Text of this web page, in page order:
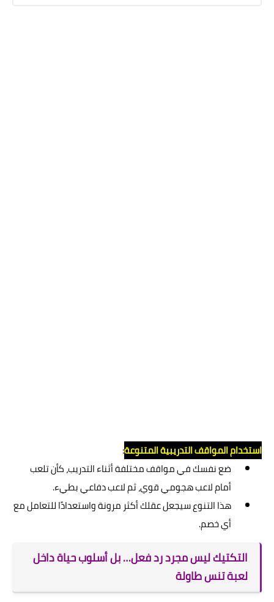
استخدام المواقف التدريبية المتنوعة:
ضع نفسك في مواقف مختلفة أثناء التدريب، كأن تلعب
أمام لاعب هجومي قوي، ثم لاعب دفاعي بطيء.
هذا التنوع سيجعل عقلك أكثر مرونة واستعدادًا للتعامل مع
أي خصم.
التكتيك ليس مجرد رد فعل… بل أسلوب حياة داخل
لعبة تنس طاولة